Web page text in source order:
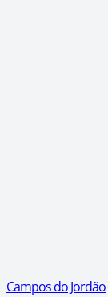
Campos do Jordão